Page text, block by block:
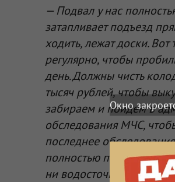
— Подвал у нас
затапливает подъезд
ходить, лежат доски.
регулярно, чтобы
день. Должны чисть
тысяч рублей, чтобы
забираем и пойдем в
обследования МЧС,
последнее
полностью
ни водосточной, ни
Окно